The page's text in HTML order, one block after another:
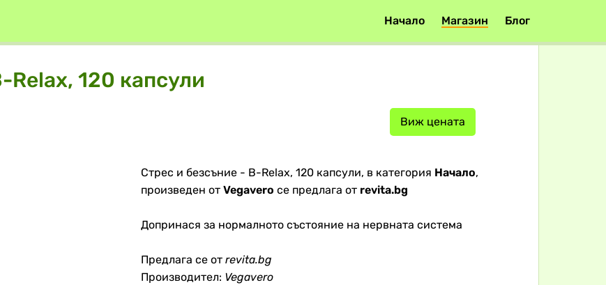
Начало Магазин Блог
120 капсули
Виж цената
Стрес и безсъние - B-Relax, 120 капсули, в категория Начало,
произведен от Vegavero се предлага от revita.bg
Допринася за нормалното състояние на нервната система
Предлага се от revita.bg
Производител: Vegavero